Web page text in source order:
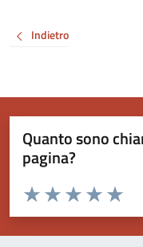
Indietro
Quanto sono
pagina?
Valuta da 1 a 5 stelle la
Valuta 4
Valuta 3
Valuta 2 stelle su
Valuta 1 stelle su 5